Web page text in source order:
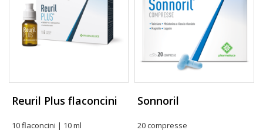
Reuril Plus flaconcini
10 flaconcini | 10 ml
Sonnoril
20 compresse